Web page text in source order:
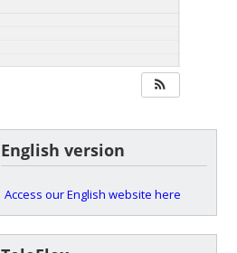
English version
Access our English website here